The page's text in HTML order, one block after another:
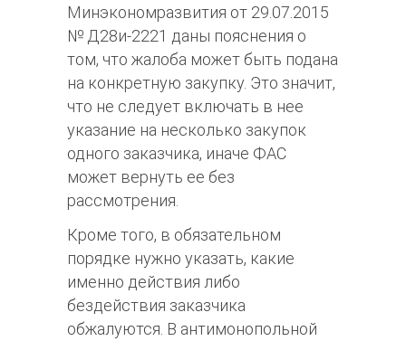
Минэкономразвития от 29.07.2015
№ Д28и-2221 даны пояснения о
том, что жалоба может быть подана
на конкретную закупку. Это значит,
что не следует включать в нее
указание на несколько закупок
одного заказчика, иначе ФАС
может вернуть ее без
рассмотрения.
Кроме того, в обязательном
порядке нужно указать, какие
именно действия либо
бездействия заказчика
обжалуются. В антимонопольной